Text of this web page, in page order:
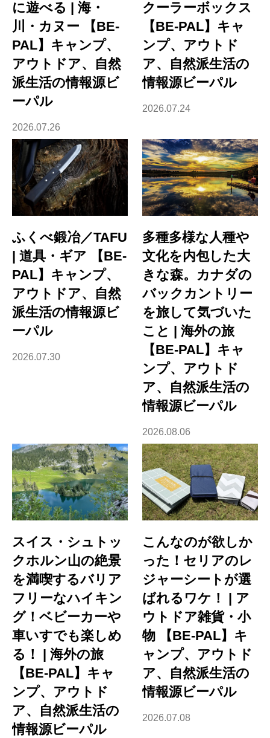
に遊べる | 海・
川・カヌー 【BE-
PAL】キャンプ、
アウトドア、自然
派生活の情報源ビ
ーパル
2026.07.26
クーラーボックス
【BE-PAL】キャ
ンプ、アウトド
ア、自然派生活の
情報源ビーパル
2026.07.24
ふくべ鍛冶／TAFU
| 道具・ギア 【BE-
PAL】キャンプ、
アウトドア、自然
派生活の情報源ビ
ーパル
2026.07.30
多種多様な人種や
文化を内包した大
きな森。カナダの
バックカントリー
を旅して気づいた
こと | 海外の旅
【BE-PAL】キャ
ンプ、アウトド
ア、自然派生活の
情報源ビーパル
2026.08.06
スイス・シュトッ
クホルン山の絶景
を満喫するバリア
フリーなハイキン
グ！ベビーカーや
車いすでも楽しめ
る！ | 海外の旅
【BE-PAL】キャ
ンプ、アウトド
ア、自然派生活の
情報源ビーパル
こんなのが欲しか
った！セリアのレ
ジャーシートが選
ばれるワケ！ | ア
ウトドア雑貨・小
物 【BE-PAL】キ
ャンプ、アウトド
ア、自然派生活の
情報源ビーパル
2026.07.08